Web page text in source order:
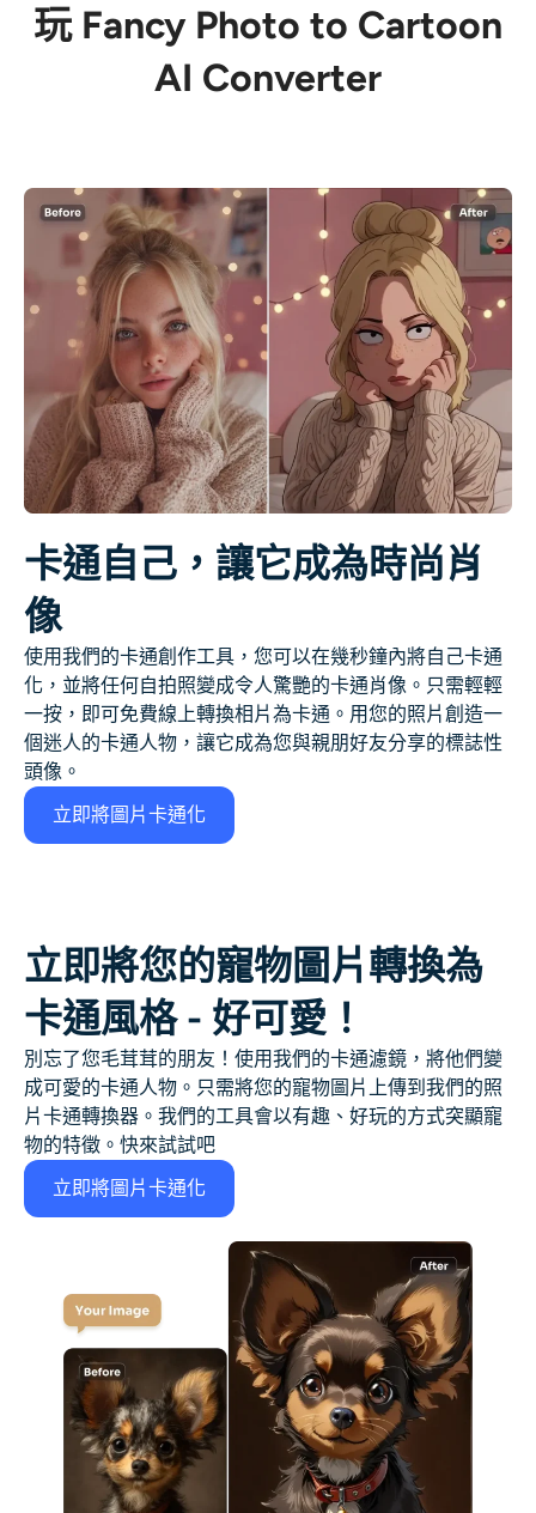
玩 Fancy Photo to Cartoon
AI Converter
卡通自己，讓它成為時尚肖
像
使用我們的卡通創作工具，您可以在幾秒鐘內將自己卡通
化，並將任何自拍照變成令人驚艷的卡通肖像。只需輕輕
一按，即可免費線上轉換相片為卡通。用您的照片創造一
個迷人的卡通人物，讓它成為您與親朋好友分享的標誌性
頭像。
立即將圖片卡通化
立即將您的寵物圖片轉換為
卡通風格 - 好可愛！
別忘了您毛茸茸的朋友！使用我們的卡通濾鏡，將他們變
成可愛的卡通人物。只需將您的寵物圖片上傳到我們的照
片卡通轉換器。我們的工具會以有趣、好玩的方式突顯寵
物的特徵。快來試試吧
立即將圖片卡通化